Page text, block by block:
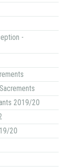
-
2019/20
20